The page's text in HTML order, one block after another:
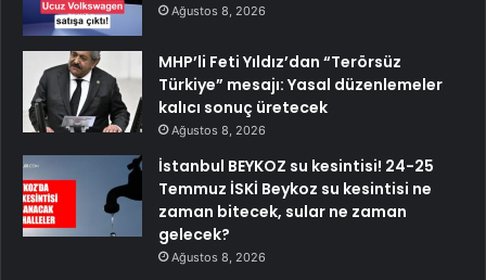
Ağustos 8, 2026
MHP’li Feti Yıldız’dan “Terörsüz
Türkiye” mesajı: Yasal düzenlemeler
kalıcı sonuç üretecek
Ağustos 8, 2026
İstanbul BEYKOZ su kesintisi! 24-25
Temmuz İSKİ Beykoz su kesintisi ne
zaman bitecek, sular ne zaman
gelecek?
Ağustos 8, 2026